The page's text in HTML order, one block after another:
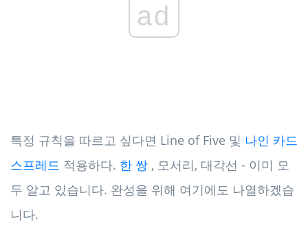
ad
특정 규칙을 따르고 싶다면 Line of Five 및 나인 카드
스프레드 적용하다. 한 쌍 , 모서리, 대각선 - 이미 모
두 알고 있습니다. 완성을 위해 여기에도 나열하겠습
니다.